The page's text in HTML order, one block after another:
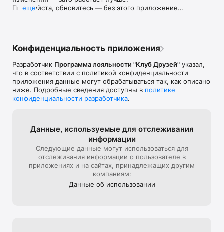
Пожалуйста, обновитесь — без этого приложение
еще
Конфиденциальность приложения
Разработчик Программа лояльности "Клуб Друзей" указал,
что в соответствии с политикой конфиденциальности
приложения данные могут обрабатываться так, как описано
ниже. Подробные сведения доступны в политике
конфиденциальности разработчика.
Данные, используе­мые для отслежи­вания
информации
Следующие данные могут использоваться для
отслеживания информации о пользователе в
приложениях и на сайтах, принадлежащих другим
компаниям:
Данные об использова­нии